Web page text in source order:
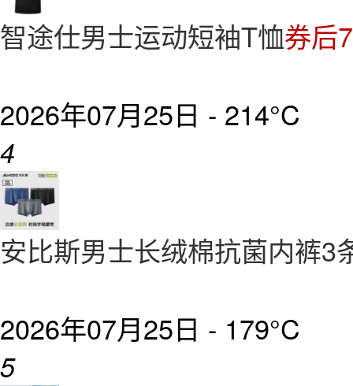
智途仕男士运动短袖T恤券后
2026年07月25日 - 214°C
4
安比斯男士长绒棉抗菌内裤3
2026年07月25日 - 179°C
5